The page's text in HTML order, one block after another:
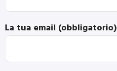
La tua email (obbligatorio)